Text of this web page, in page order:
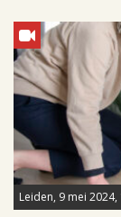
Leiden, 9 mei 2024,